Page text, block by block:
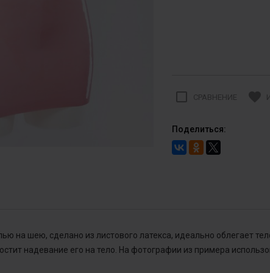
check_box_outline_blank СРАВНЕНИЕ favorite
Поделиться:
на шею, сделано из листового латекса, идеально облегает
надевание его на тело. На фотографии из примера